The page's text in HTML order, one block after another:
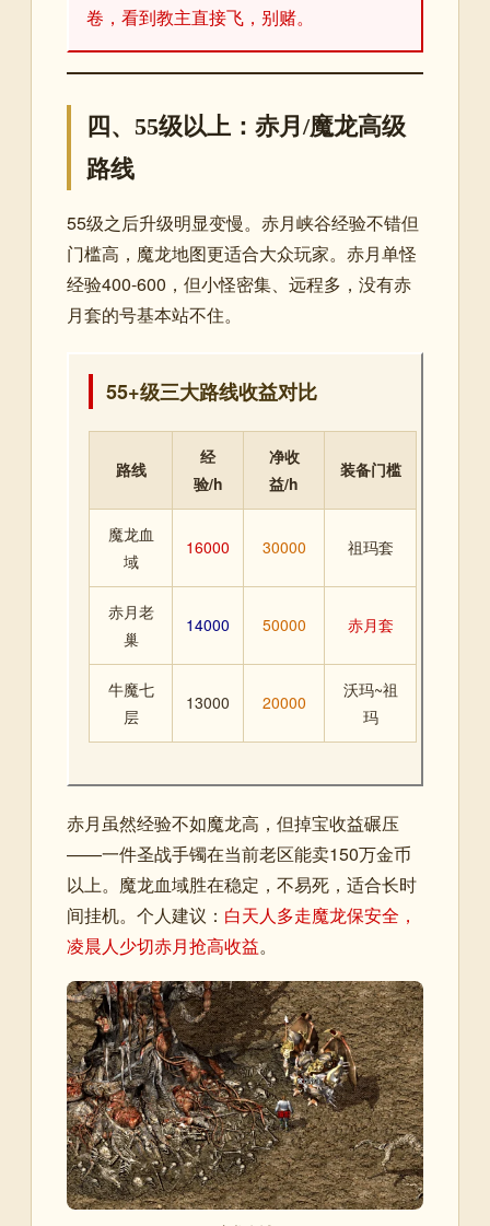
卷，看到教主直接飞，别赌。
四、55级以上：赤月/魔龙高级
路线
55级之后升级明显变慢。赤月峡谷经验不错但
门槛高，魔龙地图更适合大众玩家。赤月单怪
经验400-600，但小怪密集、远程多，没有赤
月套的号基本站不住。
55+级三大路线收益对比
路线
经
验/h
净收
益/h
装备门槛
魔龙血
域
16000 30000 祖玛套
赤月老
巢
14000 50000 赤月套
牛魔七
层
13000 20000
沃玛~祖
玛
赤月虽然经验不如魔龙高，但掉宝收益碾压
——一件圣战手镯在当前老区能卖150万金币
以上。魔龙血域胜在稳定，不易死，适合长时
间挂机。个人建议： 白天人多走魔龙保安全，
凌晨人少切赤月抢高收益。